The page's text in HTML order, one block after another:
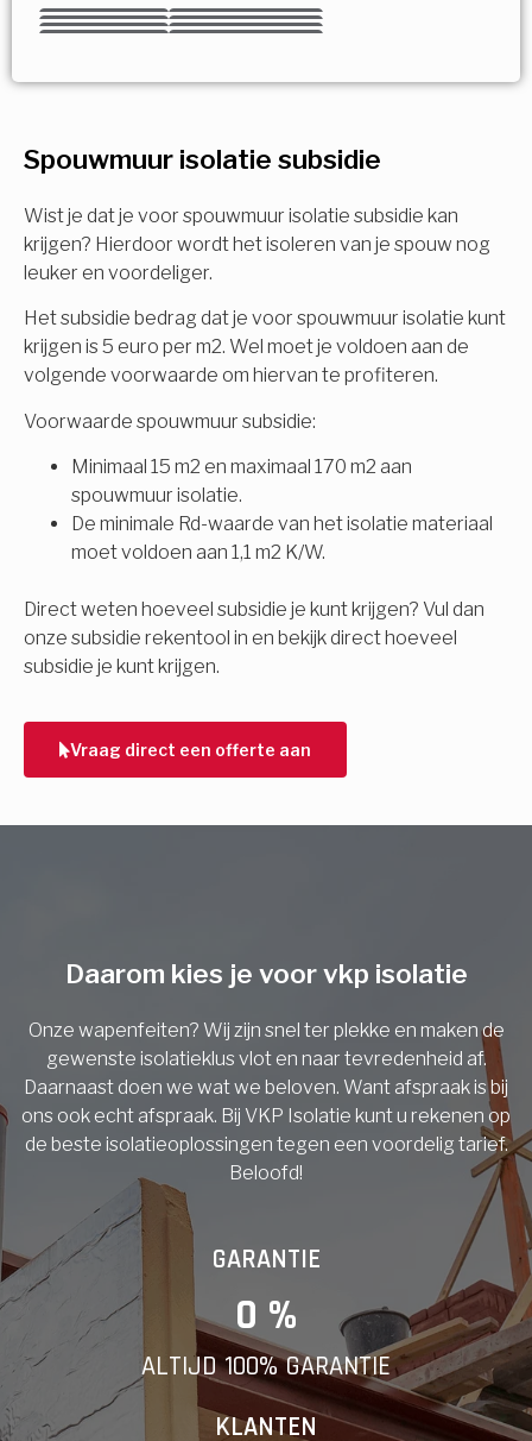
Spouwmuur isolatie subsidie
Wist je dat je voor spouwmuur isolatie subsidie kan
krijgen? Hierdoor wordt het isoleren van je spouw nog
leuker en voordeliger.
Het subsidie bedrag dat je voor spouwmuur isolatie kunt
krijgen is 5 euro per m2. Wel moet je voldoen aan de
volgende voorwaarde om hiervan te profiteren.
Voorwaarde spouwmuur subsidie:
Minimaal 15 m2 en maximaal 170 m2 aan
spouwmuur isolatie.
De minimale Rd-waarde van het isolatie materiaal
moet voldoen aan 1,1 m2 K/W.
Direct weten hoeveel subsidie je kunt krijgen? Vul dan
onze subsidie rekentool in en bekijk direct hoeveel
subsidie je kunt krijgen.
Vraag direct een offerte aan
Kies uw Isolatiemaatregel
Meerdere keuzes mogelijk
Isolatiemaatregel
Spouwisolatie
Vloerisolatie
Dakisolatie
Gevelisolatie
Vorige
Vorige Volgende
subsidie!
Vul uw gegevens in en ontvang nu direct uw
berekening per mail.
Voornaam
Achternaam
Vorige
Daarom kies je voor vkp isolatie
Onze wapenfeiten? Wij zijn snel ter plekke en maken de
gewenste isolatieklus vlot en naar tevredenheid af.
Daarnaast doen we wat we beloven. Want afspraak is bij
ons ook echt afspraak. Bij VKP Isolatie kunt u rekenen op
de beste isolatieoplossingen tegen een voordelig tarief.
Beloofd!
GARANTIE
0 %
ALTIJD 100% GARANTIE
KLANTEN